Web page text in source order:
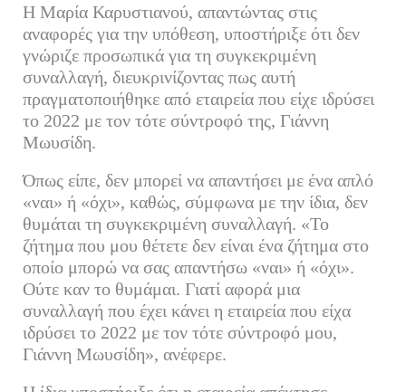
Η Μαρία Καρυστιανού, απαντώντας στις
αναφορές για την υπόθεση, υποστήριξε ότι δεν
γνώριζε προσωπικά για τη συγκεκριμένη
συναλλαγή, διευκρινίζοντας πως αυτή
πραγματοποιήθηκε από εταιρεία που είχε ιδρύσει
το 2022 με τον τότε σύντροφό της, Γιάννη
Μωυσίδη.
Όπως είπε, δεν μπορεί να απαντήσει με ένα απλό
«ναι» ή «όχι», καθώς, σύμφωνα με την ίδια, δεν
θυμάται τη συγκεκριμένη συναλλαγή. «Το
ζήτημα που μου θέτετε δεν είναι ένα ζήτημα στο
οποίο μπορώ να σας απαντήσω «ναι» ή «όχι».
Ούτε καν το θυμάμαι. Γιατί αφορά μια
συναλλαγή που έχει κάνει η εταιρεία που είχα
ιδρύσει το 2022 με τον τότε σύντροφό μου,
Γιάννη Μωυσίδη», ανέφερε.